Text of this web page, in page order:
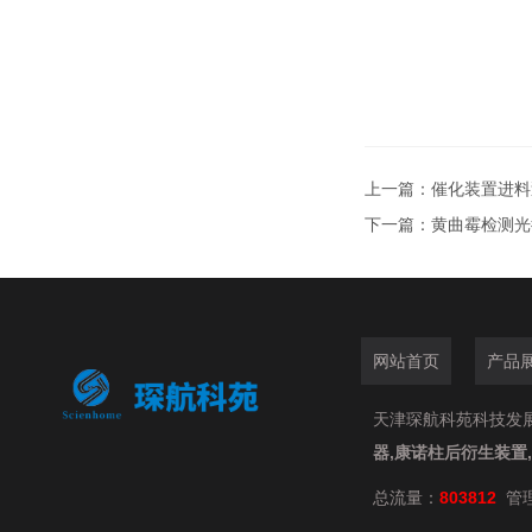
上一篇： 催化装置进
下一篇： 黄曲霉检测
网站首页 产品
天津琛航科苑科技发
器,康诺柱后衍生装
总流量： 803812 管